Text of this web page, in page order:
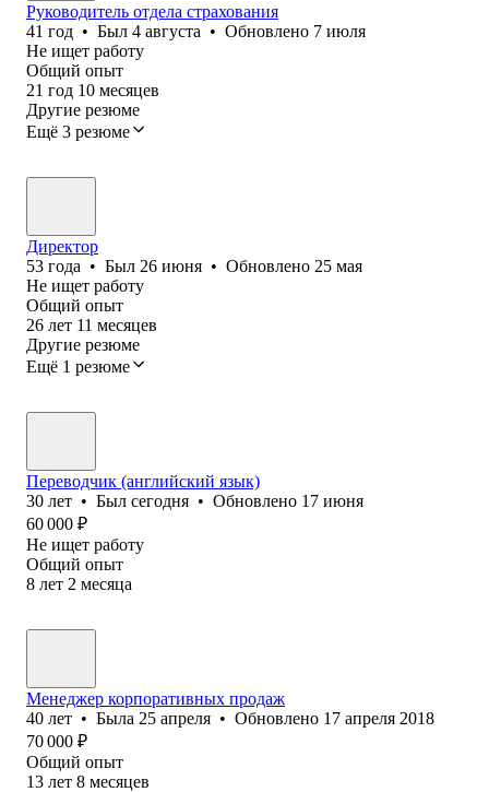
Руководитель отдела страхования
41 год • Был 4 августа • Обновлено 7 июля
Не ищет работу
Общий опыт
21 год 10 месяцев
Другие резюме
Ещё 3 резюме
Директор
53 года • Был 26 июня • Обновлено 25 мая
Не ищет работу
Общий опыт
26 лет 11 месяцев
Другие резюме
Ещё 1 резюме
Переводчик (английский язык)
30 лет • Был сегодня • Обновлено 17 июня
60 000 ₽
Не ищет работу
Общий опыт
8 лет 2 месяца
Менеджер корпоративных продаж
40 лет • Была 25 апреля • Обновлено 17 апреля 2018
70 000 ₽
Общий опыт
13 лет 8 месяцев